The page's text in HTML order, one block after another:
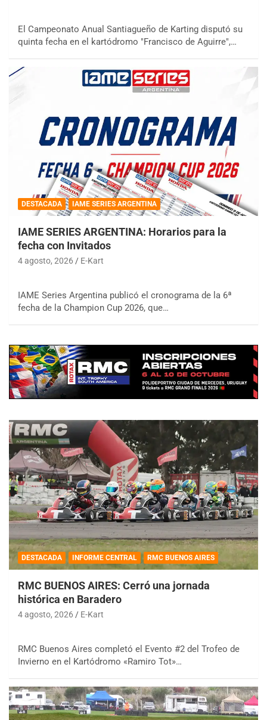
El Campeonato Anual Santiagueño de Karting disputó su
quinta fecha en el kartódromo "Francisco de Aguirre",…
DESTACADA IAME SERIES ARGENTINA
IAME SERIES ARGENTINA: Horarios para la
fecha con Invitados
4 agosto, 2026 E-Kart
IAME Series Argentina publicó el cronograma de la 6ª
fecha de la Champion Cup 2026, que…
DESTACADA INFORME CENTRAL RMC BUENOS AIRES
RMC BUENOS AIRES: Cerró una jornada
histórica en Baradero
4 agosto, 2026 E-Kart
RMC Buenos Aires completó el Evento #2 del Trofeo de
Invierno en el Kartódromo «Ramiro Tot»…